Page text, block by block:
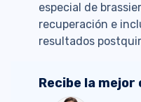
especial de
recuperación e
resultados
Recibe la